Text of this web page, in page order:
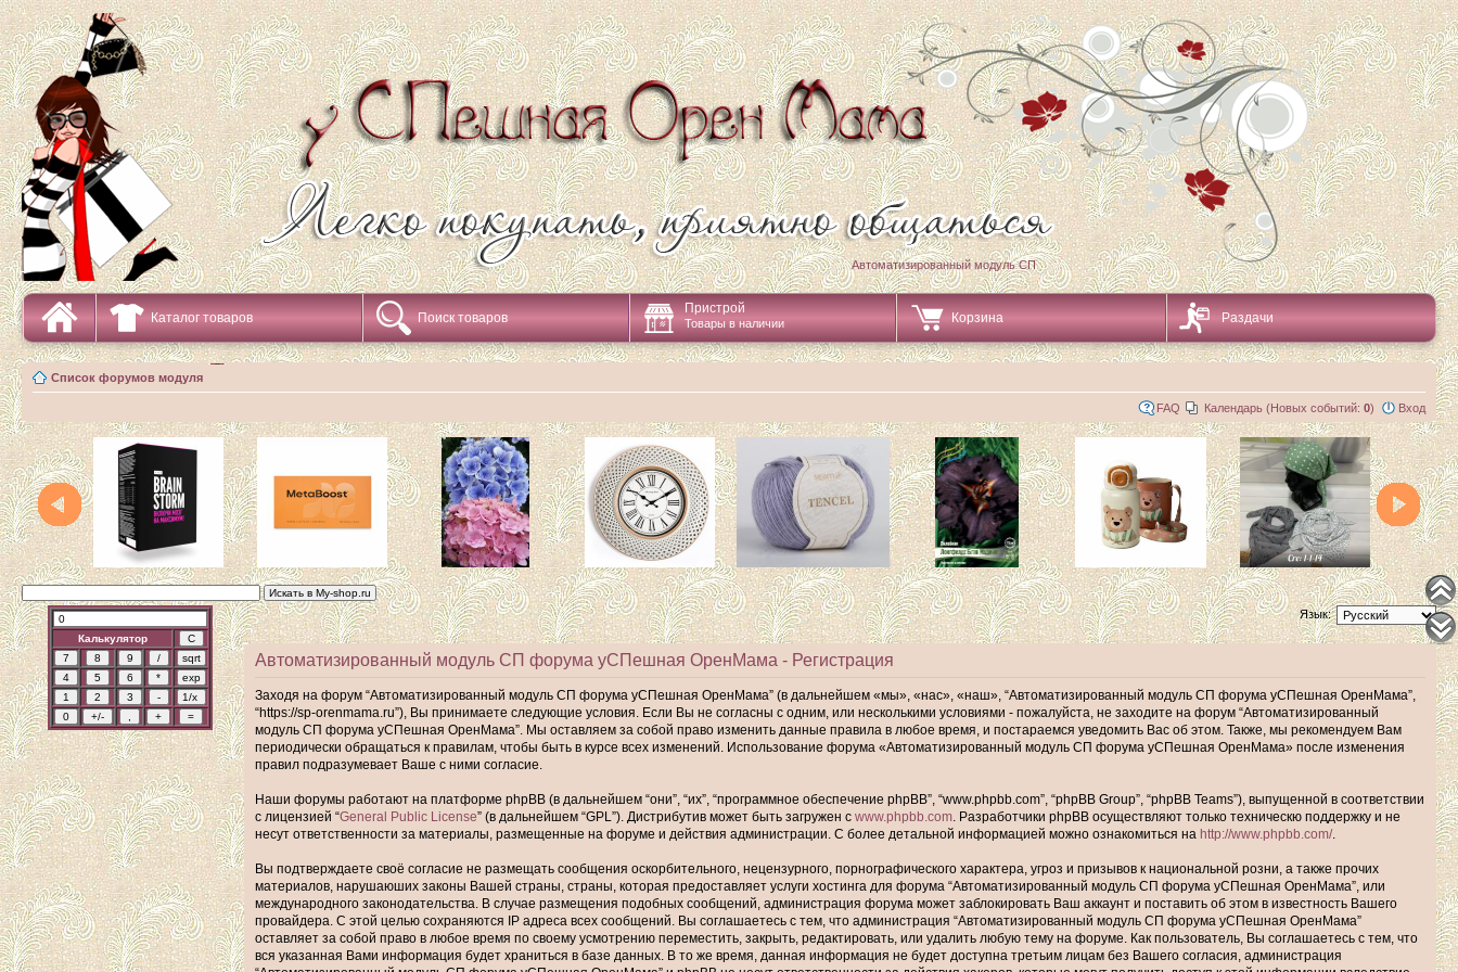
Автоматизированный модуль СП
Каталог товаров Поиск товаров
Пристрой
Товары в наличии Корзина Раздачи
Список форумов модуля
FAQ Календарь (Новых событий: 0) Вход
Калькулятор
Язык:
Автоматизированный модуль СП форума уСПешная ОренМама - Регистрация
Заходя на форум “Автоматизированный модуль СП форума уСПешная ОренМама” (в дальнейшем «мы», «нас», «наш», “Автоматизированный модуль СП форума уСПешная ОренМама”,
“https://sp-orenmama.ru”), Вы принимаете следующие условия. Если Вы не согласны с одним, или несколькими условиями - пожалуйста, не заходите на форум “Автоматизированный
модуль СП форума уСПешная ОренМама”. Мы оставляем за собой право изменить данные правила в любое время, и постараемся уведомить Вас об этом. Также, мы рекомендуем Вам
периодически обращаться к правилам, чтобы быть в курсе всех изменений. Использование форума «Автоматизированный модуль СП форума уСПешная ОренМама» после изменения
правил подразумевает Ваше с ними согласие.
Наши форумы работают на платформе phpBB (в дальнейшем “они”, “их”, “программное обеспечение phpBB”, “www.phpbb.com”, “phpBB Group”, “phpBB Teams”), выпущенной в соответствии
с лицензией “General Public License” (в дальнейшем “GPL”). Дистрибутив может быть загружен с www.phpbb.com . Разработчики phpBB осуществляют только техническю поддержку и не
несут ответственности за материалы, размещенные на форуме и действия администрации. С более детальной информацией можно ознакомиться на http://www.phpbb.com/.
Вы подтверждаете своё согласие не размещать сообщения оскорбительного, нецензурного, порнографического характера, угроз и призывов к национальной розни, а также прочих
материалов, нарушаюших законы Вашей страны, страны, которая предоставляет услуги хостинга для форума “Автоматизированный модуль СП форума уСПешная ОренМама”, или
международного законодательства. В случае размещения подобных сообщений, администрация форума может заблокировать Ваш аккаунт и поставить об этом в известность Вашего
провайдера. С этой целью сохраняются IP адреса всех сообщений. Вы соглашаетесь с тем, что администрация “Автоматизированный модуль СП форума уСПешная ОренМама”
оставляет за собой право в любое время по своему усмотрению переместить, закрыть, редактировать, или удалить любую тему на форуме. Как пользователь, Вы соглашаетесь с тем, что
вся указанная Вами информация будет храниться в базе данных. В то же время, данная информация не будет доступна третьим лицам без Вашего согласия, администрация